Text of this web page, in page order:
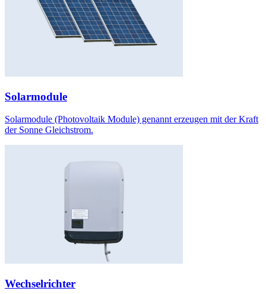
Solarmodule
Solarmodule (Photovoltaik Module) genannt erzeugen mit der Kraft
der Sonne Gleichstrom.
Wechselrichter